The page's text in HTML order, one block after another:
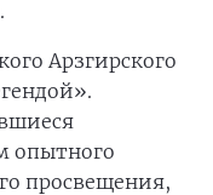
Арзгирского
опытного
просвещения,